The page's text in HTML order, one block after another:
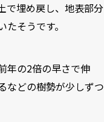
で埋め戻し、地表部分
そうです。
年の2倍の早さで伸
などの樹勢が少しずつ